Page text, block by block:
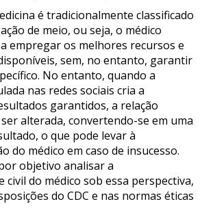
é tradicionalmente classificado
de meio, ou seja, o médico
empregar os melhores recursos e
sem, no entanto, garantir
No entanto, quando a
nas redes sociais cria a
garantidos, a relação
alterada, convertendo-se em uma
o que pode levar à
do médico em caso de insucesso.
objetivo analisar a
civil do médico sob essa perspectiva,
do CDC e nas normas éticas